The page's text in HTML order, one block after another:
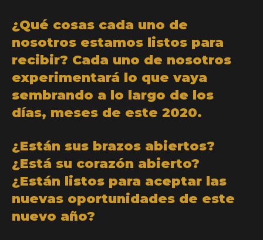
¿Qué cosas cada uno de
nosotros estamos listos para
recibir? Cada uno de nosotros
experimentará lo que vaya
sembrando a lo largo de los
días, meses de este 2020.
¿Están sus brazos abiertos?
¿Está su corazón abierto?
¿Están listos para aceptar las
nuevas oportunidades de este
nuevo año?